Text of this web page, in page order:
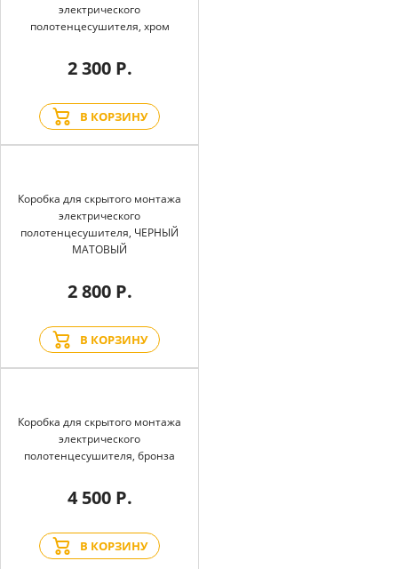
электрического
полотенцесушителя, хром
2 300 Р.
В КОРЗИНУ
Коробка для скрытого монтажа
электрического
полотенцесушителя, ЧЕРНЫЙ
МАТОВЫЙ
2 800 Р.
В КОРЗИНУ
Коробка для скрытого монтажа
электрического
полотенцесушителя, бронза
4 500 Р.
В КОРЗИНУ